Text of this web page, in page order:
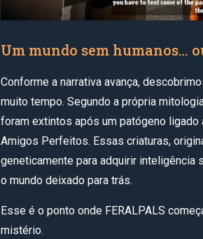
Um mundo sem humanos…
Conforme a narrativa avança,
muito tempo. Segundo a própria
foram extintos após um patógeno
Amigos Perfeitos. Essas criaturas,
geneticamente para adquirir inteligência
o mundo deixado para trás.
Esse é o ponto onde FERALPALS
mistério.